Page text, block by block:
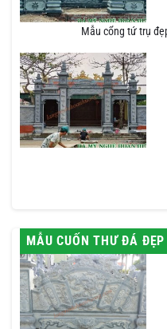
Mẫu cổng tứ trụ
MẪU CUỐN THƯ ĐÁ ĐẸP